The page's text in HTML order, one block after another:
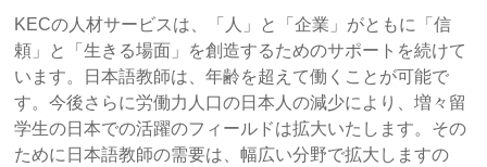
KECの人材サービスは、「人」と「企業」がともに「信
頼」と「生きる場面」を創造するためのサポートを続けて
います。日本語教師は、年齢を超えて働くことが可能で
す。今後さらに労働力人口の日本人の減少により、増々留
学生の日本での活躍のフィールドは拡大いたします。その
ために日本語教師の需要は、幅広い分野で拡大しますの